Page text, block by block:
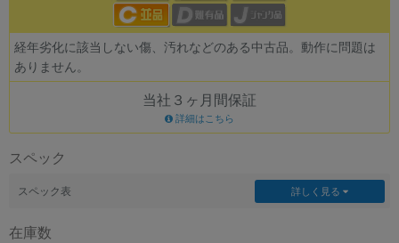
経年劣化に該当しない傷、汚れなどのある中古品。動作に問題は
ありません。
当社３ヶ月間保証
詳細はこちら
スペック
スペック表 詳しく見る
在庫数
容量
価格